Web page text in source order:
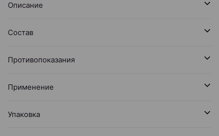
Описание
Состав
Противопоказания
Применение
Упаковка